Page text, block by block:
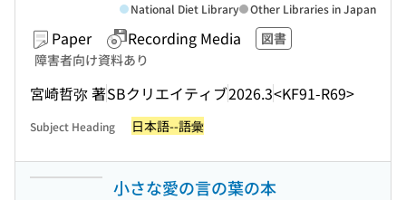
Paper Recording Media
図書
障害者向け資料あり
宮崎哲弥 著SBクリエイティブ2026.3<KF91-R69>
National Diet Library Other Libraries in Japan
Subject Heading 日本語--語彙
小さな愛の言の葉の本